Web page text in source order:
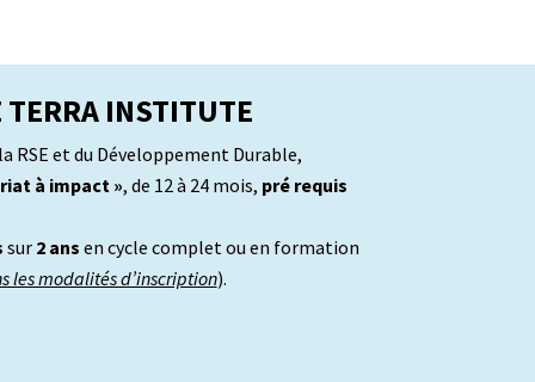
TERRA INSTITUTE
RSE et du Développement Durable,
à impact », de 12 à 24 mois, pré requis
sur 2 ans en cycle complet ou en formation
les modalités d’inscription).